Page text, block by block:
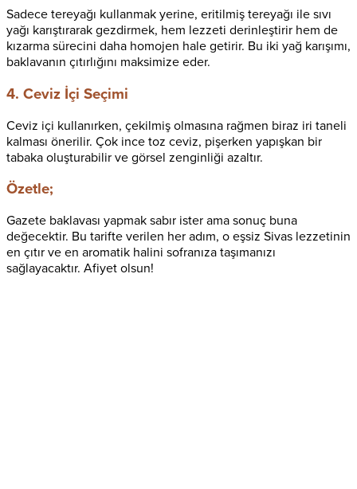
Sadece tereyağı kullanmak yerine, eritilmiş tereyağı ile sıvı
yağı karıştırarak gezdirmek, hem lezzeti derinleştirir hem de
kızarma sürecini daha homojen hale getirir. Bu iki yağ karışımı,
baklavanın çıtırlığını maksimize eder.
4. Ceviz İçi Seçimi
Ceviz içi kullanırken, çekilmiş olmasına rağmen biraz iri taneli
kalması önerilir. Çok ince toz ceviz, pişerken yapışkan bir
tabaka oluşturabilir ve görsel zenginliği azaltır.
Özetle;
Gazete baklavası yapmak sabır ister ama sonuç buna
değecektir. Bu tarifte verilen her adım, o eşsiz Sivas lezzetinin
en çıtır ve en aromatik halini sofranıza taşımanızı
sağlayacaktır. Afiyet olsun!